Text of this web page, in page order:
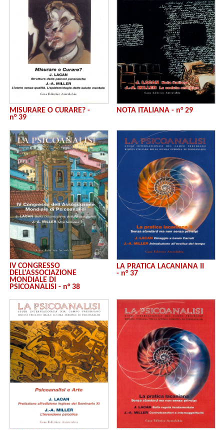
MISURARE O CURARE? -
n° 39
NOTA ITALIANA - n° 29
IV CONGRESSO
DELL'ASSOCIAZIONE
MONDIALE DI
PSICOANALISI - n° 38
LA PRATICA LACANIANA II
- n° 37